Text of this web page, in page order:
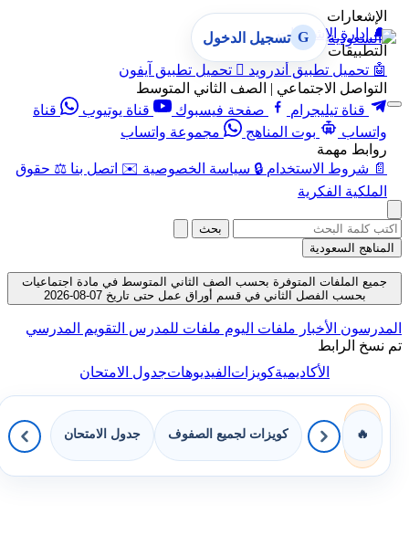
الإشعارات
🔔 إدارة الإشعارات
التطبيقات
🤖 تحميل تطبيق أندرويد  تحميل تطبيق آيفون
التواصل الاجتماعي | الصف الثاني المتوسط
قناة تيليجرام
صفحة فيسبوك قناة يوتيوب
قناة
واتساب
بوت المناهج
مجموعة واتساب
روابط مهمة
📄 شروط الاستخدام 🔒 سياسة الخصوصية ✉️ اتصل بنا ⚖️ حقوق
الملكية الفكرية
G تسجيل الدخول
بحث
المناهج السعودية
جميع الملفات المتوفرة بحسب الصف الثاني المتوسط في مادة اجتماعيات
بحسب الفصل الثاني في قسم أوراق عمل حتى تاريخ 07-08-2026
المدرسون الأخبار ملفات اليوم ملفات للمدرس التقويم المدرسي
تم نسخ الرابط
الأكاديميةكويزاتالفيديوهاتجدول الامتحان
🔥 كويزات لجميع الصفوف جدول الامتحان